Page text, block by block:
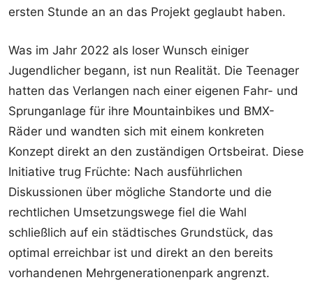
ersten Stunde an an das Projekt geglaubt haben.
Was im Jahr 2022 als loser Wunsch einiger
Jugendlicher begann, ist nun Realität. Die Teenager
hatten das Verlangen nach einer eigenen Fahr- und
Sprunganlage für ihre Mountainbikes und BMX-
Räder und wandten sich mit einem konkreten
Konzept direkt an den zuständigen Ortsbeirat. Diese
Initiative trug Früchte: Nach ausführlichen
Diskussionen über mögliche Standorte und die
rechtlichen Umsetzungswege fiel die Wahl
schließlich auf ein städtisches Grundstück, das
optimal erreichbar ist und direkt an den bereits
vorhandenen Mehrgenerationenpark angrenzt.